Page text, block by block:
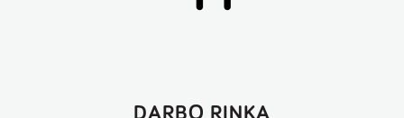
DARBO RINKA